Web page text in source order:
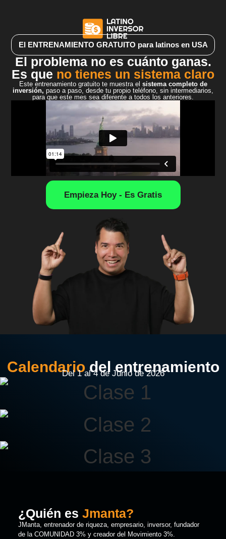
El ENTRENAMIENTO GRATUITO para latinos en USA
El problema no es cuánto ganas.
Es que no tienes un sistema claro
Este entrenamiento gratuito te muestra el sistema completo de
inversión, paso a paso, desde tu propio teléfono, sin intermediarios,
para que este mes sea diferente a todos los anteriores.
Empieza Hoy - Es Gratis
Calendariodel entrenamiento
Del 1 al 4 de Junio de 2026
¿Quién es Jmanta?
JManta, entrenador de riqueza, empresario, inversor, fundador
de la COMUNIDAD 3% y creador del Movimiento 3%.